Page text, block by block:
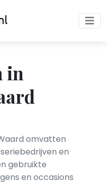
in
omvatten
en
gebruikte
en occasions